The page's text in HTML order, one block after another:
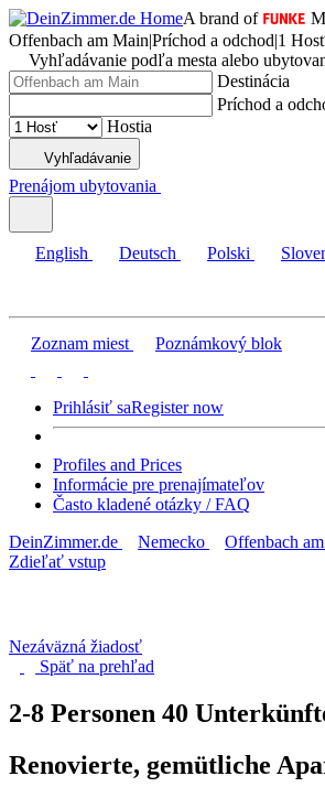
A brand of
Offenbach am Main|Príchod a odchod|1
Vyhľadávanie podľa mesta alebo
Destinácia
Príchod a
Hostia
Vyhľadávanie
Prenájom ubytovania
English Deutsch Polski
Zoznam miest Poznámkový blok
Prihlásiť saRegister now
Profiles and Prices
Informácie pre prenajímateľov
Často kladené otázky / FAQ
DeinZimmer.de
Nemecko Offenbach
Zdieľať vstup
Nezáväzná žiadosť
Späť na prehľad
2-8 Personen 40
Renovierte, gemütliche